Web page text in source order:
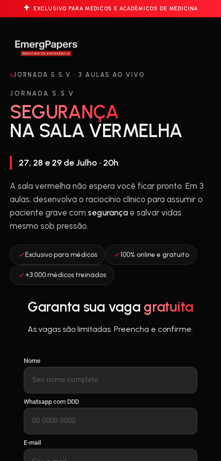
EXCLUSIVO PARA MÉDICOS E ACADÊMICOS DE MEDICINA
JORNADA S.S.V · 3 AULAS AO VIVO
JORNADA S.S.V
SEGURANÇA
NA SALA VERMELHA
27, 28 e 29 de Julho · 20h
A sala vermelha não espera você ficar pronto. Em 3
aulas, desenvolva o raciocínio clínico para assumir o
paciente grave com segurança e salvar vidas
mesmo sob pressão.
Exclusivo para médicos 100% online e gratuito
+3.000 médicos treinados
Garanta sua vaga gratuita
As vagas são limitadas. Preencha e confirme:
Nome
Whatsapp com DDD
E-mail